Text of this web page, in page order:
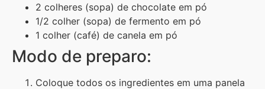
2 colheres (sopa) de chocolate em pó
1/2 colher (sopa) de fermento em pó
1 colher (café) de canela em pó
Modo de preparo:
Coloque todos os ingredientes em uma panela